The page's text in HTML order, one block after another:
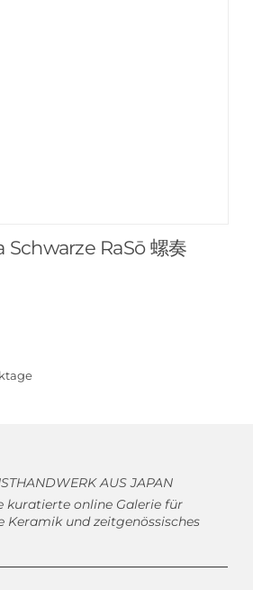
Schwarze RaSō 螺奏
AUS JAPAN
kuratierte online Galerie für
Keramik und zeitgenössisches